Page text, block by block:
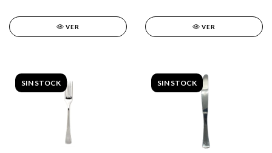
VER VER
SIN STOCK SIN STOCK